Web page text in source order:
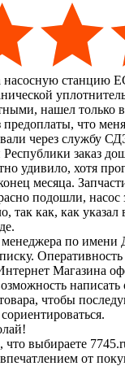
насосную станцию
нашел только
что
через службу
заказ
удивило, хотя
месяца.
подошли, насос
так как, как указал
по имени
Оперативность
Магазина
написать
товара, чтобы
выбираете
от